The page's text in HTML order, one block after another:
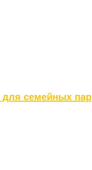
семейных пар